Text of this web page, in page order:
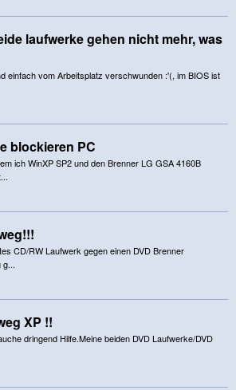
laufwerke gehen nicht mehr, was
einfach vom Arbeitsplatz verschwunden :'(, im BIOS ist
blockieren PC
ich WinXP SP2 und den Brenner LG GSA 4160B
CD/RW Laufwerk gegen einen DVD Brenner
g...
XP !!
dringend Hilfe.Meine beiden DVD Laufwerke/DVD